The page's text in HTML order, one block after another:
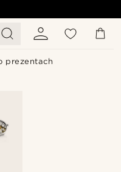
prezentach